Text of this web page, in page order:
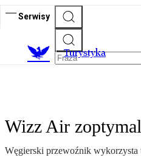
Serwisy
Turystyka
Wizz Air
Węgierski przewoźnik wykorzysta